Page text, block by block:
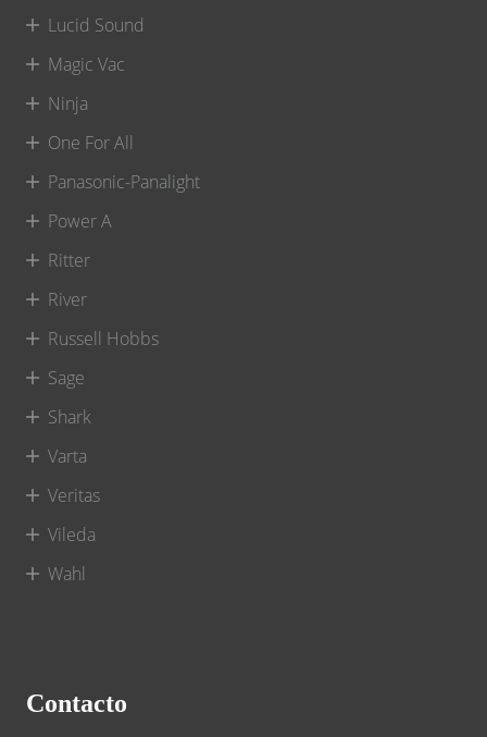
Lucid Sound
Magic Vac
Ninja
One For All
Panasonic-Panalight
Power A
Ritter
River
Russell Hobbs
Sage
Shark
Varta
Veritas
Vileda
Wahl
Contacto